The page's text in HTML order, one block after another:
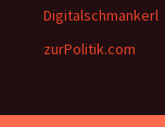
Digitalschmankerl
zurPolitik.com